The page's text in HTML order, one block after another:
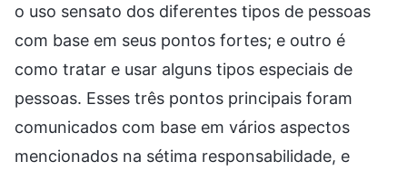
o uso sensato dos diferentes tipos de pessoas
com base em seus pontos fortes; e outro é
como tratar e usar alguns tipos especiais de
pessoas. Esses três pontos principais foram
comunicados com base em vários aspectos
mencionados na sétima responsabilidade, e